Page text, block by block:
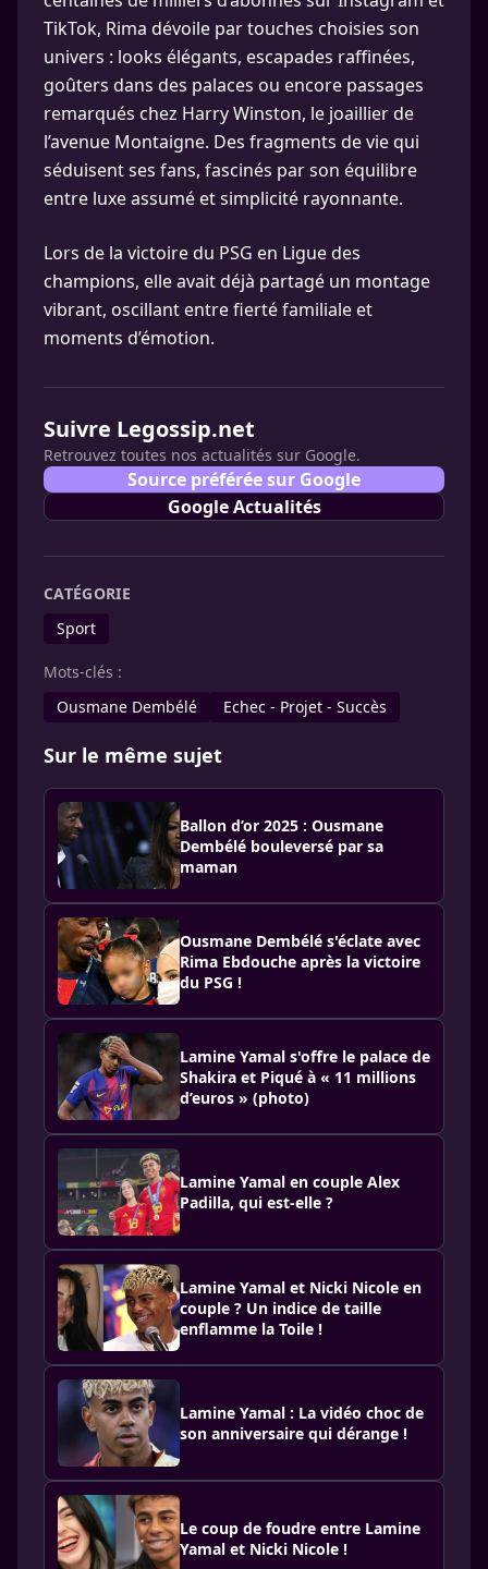
TikTok, Rima dévoile par touches choisies son
univers : looks élégants, escapades raffinées,
goûters dans des palaces ou encore passages
remarqués chez Harry Winston, le joaillier de
l’avenue Montaigne. Des fragments de vie qui
séduisent ses fans, fascinés par son équilibre
entre luxe assumé et simplicité rayonnante.
Lors de la victoire du PSG en Ligue des
champions, elle avait déjà partagé un montage
vibrant, oscillant entre fierté familiale et
moments d’émotion.
Suivre Legossip.net
Retrouvez toutes nos actualités sur Google.
Source préférée sur Google
Google Actualités
CATÉGORIE
Sport
Mots-clés :
Ousmane Dembélé
Echec - Projet - Succès
Sur le même sujet
Ballon d’or 2025 : Ousmane
Dembélé bouleversé par sa
maman
Ousmane Dembélé s'éclate avec
Rima Ebdouche après la victoire
du PSG !
Lamine Yamal s'offre le palace de
Shakira et Piqué à « 11 millions
d’euros » (photo)
Lamine Yamal en couple Alex
Padilla, qui est-elle ?
Lamine Yamal et Nicki Nicole en
couple ? Un indice de taille
enflamme la Toile !
Lamine Yamal : La vidéo choc de
son anniversaire qui dérange !
Le coup de foudre entre Lamine
Yamal et Nicki Nicole !